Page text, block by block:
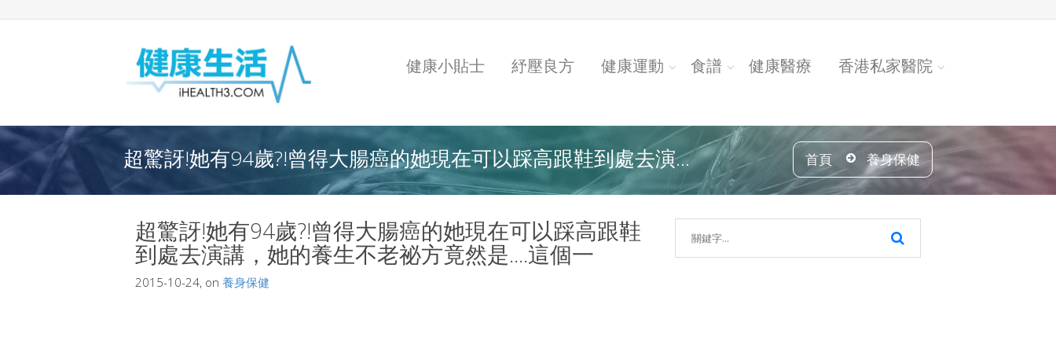
健康小貼士 紓壓良方 健康運動 食譜 健康醫療 香港私家醫院
超驚訝!她有94歲?!曾得大腸癌的她現在可以踩高跟鞋到處去演... 首頁 養身保健
超驚訝!她有94歲?!曾得大腸癌的她現在可以踩高跟鞋
到處去演講，她的養生不老祕方竟然是....這個一
2015-10-24, on 養身保健